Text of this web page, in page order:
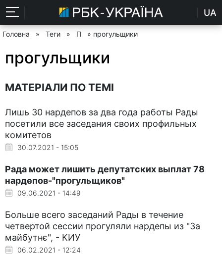
UA
Головна » Теги » П » прогульщики
прогульщики
МАТЕРІАЛИ ПО ТЕМІ
Лишь 30 нардепов за два года работы Рады
посетили все заседания своих профильных
комитетов
30.07.2021 - 15:05
Рада может лишить депутатских выплат 78
нардепов-"прогульщиков"
09.06.2021 - 14:49
Больше всего заседаний Рады в течение
четвертой сессии прогуляли нардепы из "За
майбутнє", - КИУ
06.02.2021 - 12:24